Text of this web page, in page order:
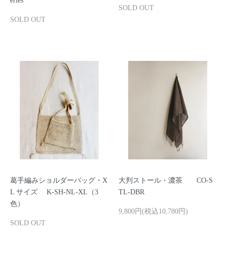
SOLD OUT
SOLD OUT
葛手編みショルダーバッグ・X
L サイズ K-SH-NL-XL（3
色）
SOLD OUT
大判ストール・濃茶 CO-S
TL-DBR
9,800円(税込10,780円)